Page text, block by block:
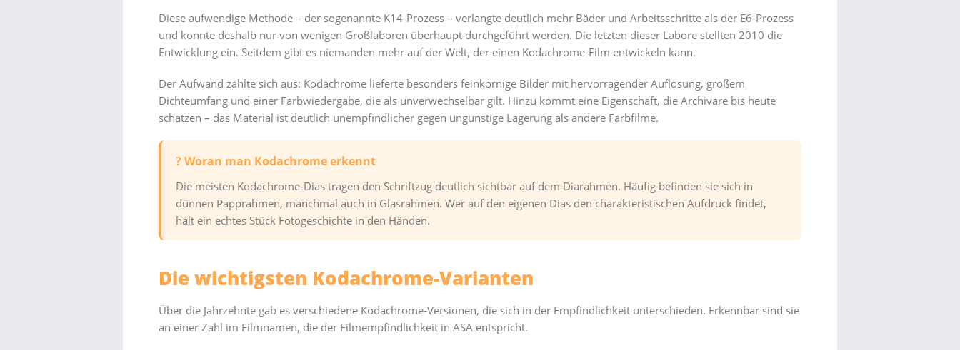
Diese aufwendige Methode – der sogenannte K14-Prozess – verlangte deutlich mehr Bäder und Arbeitsschritte als der E6-Prozess
und konnte deshalb nur von wenigen Großlaboren überhaupt durchgeführt werden. Die letzten dieser Labore stellten 2010 die
Entwicklung ein. Seitdem gibt es niemanden mehr auf der Welt, der einen Kodachrome-Film entwickeln kann.
Der Aufwand zahlte sich aus: Kodachrome lieferte besonders feinkörnige Bilder mit hervorragender Auflösung, großem
Dichteumfang und einer Farbwiedergabe, die als unverwechselbar gilt. Hinzu kommt eine Eigenschaft, die Archivare bis heute
schätzen – das Material ist deutlich unempfindlicher gegen ungünstige Lagerung als andere Farbfilme.
? Woran man Kodachrome erkennt
Die meisten Kodachrome-Dias tragen den Schriftzug deutlich sichtbar auf dem Diarahmen. Häufig befinden sie sich in
dünnen Papprahmen, manchmal auch in Glasrahmen. Wer auf den eigenen Dias den charakteristischen Aufdruck findet,
hält ein echtes Stück Fotogeschichte in den Händen.
Die wichtigsten Kodachrome-Varianten
Über die Jahrzehnte gab es verschiedene Kodachrome-Versionen, die sich in der Empfindlichkeit unterschieden. Erkennbar sind sie
an einer Zahl im Filmnamen, die der Filmempfindlichkeit in ASA entspricht.